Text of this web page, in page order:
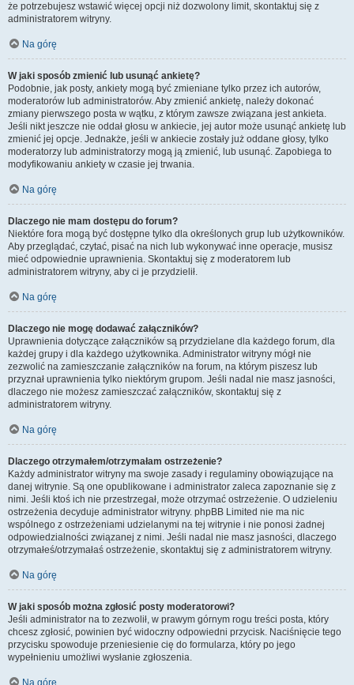
że potrzebujesz wstawić więcej opcji niż dozwolony limit, skontaktuj się z
administratorem witryny.
Na górę
W jaki sposób zmienić lub usunąć ankietę?
Podobnie, jak posty, ankiety mogą być zmieniane tylko przez ich autorów,
moderatorów lub administratorów. Aby zmienić ankietę, należy dokonać
zmiany pierwszego posta w wątku, z którym zawsze związana jest ankieta.
Jeśli nikt jeszcze nie oddał głosu w ankiecie, jej autor może usunąć ankietę lub
zmienić jej opcje. Jednakże, jeśli w ankiecie zostały już oddane głosy, tylko
moderatorzy lub administratorzy mogą ją zmienić, lub usunąć. Zapobiega to
modyfikowaniu ankiety w czasie jej trwania.
Na górę
Dlaczego nie mam dostępu do forum?
Niektóre fora mogą być dostępne tylko dla określonych grup lub użytkowników.
Aby przeglądać, czytać, pisać na nich lub wykonywać inne operacje, musisz
mieć odpowiednie uprawnienia. Skontaktuj się z moderatorem lub
administratorem witryny, aby ci je przydzielił.
Na górę
Dlaczego nie mogę dodawać załączników?
Uprawnienia dotyczące załączników są przydzielane dla każdego forum, dla
każdej grupy i dla każdego użytkownika. Administrator witryny mógł nie
zezwolić na zamieszczanie załączników na forum, na którym piszesz lub
przyznał uprawnienia tylko niektórym grupom. Jeśli nadal nie masz jasności,
dlaczego nie możesz zamieszczać załączników, skontaktuj się z
administratorem witryny.
Na górę
Dlaczego otrzymałem/otrzymałam ostrzeżenie?
Każdy administrator witryny ma swoje zasady i regulaminy obowiązujące na
danej witrynie. Są one opublikowane i administrator zaleca zapoznanie się z
nimi. Jeśli ktoś ich nie przestrzegał, może otrzymać ostrzeżenie. O udzieleniu
ostrzeżenia decyduje administrator witryny. phpBB Limited nie ma nic
wspólnego z ostrzeżeniami udzielanymi na tej witrynie i nie ponosi żadnej
odpowiedzialności związanej z nimi. Jeśli nadal nie masz jasności, dlaczego
otrzymałeś/otrzymałaś ostrzeżenie, skontaktuj się z administratorem witryny.
Na górę
W jaki sposób można zgłosić posty moderatorowi?
Jeśli administrator na to zezwolił, w prawym górnym rogu treści posta, który
chcesz zgłosić, powinien być widoczny odpowiedni przycisk. Naciśnięcie tego
przycisku spowoduje przeniesienie cię do formularza, który po jego
wypełnieniu umożliwi wysłanie zgłoszenia.
Na górę